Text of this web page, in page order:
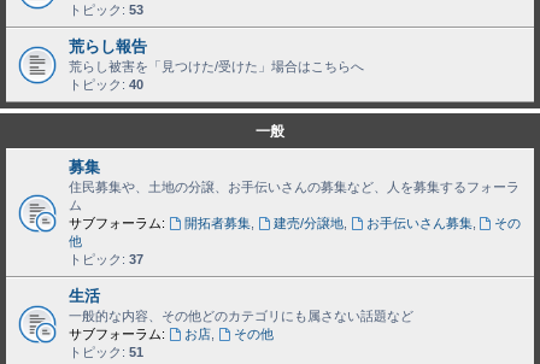
トピック: 53
荒らし報告
荒らし被害を「見つけた/受けた」場合はこちらへ
トピック: 40
一般
募集
住民募集や、土地の分譲、お手伝いさんの募集など、人を募集するフォーラ
ム
サブフォーラム:
開拓者募集, 建売/分譲地, お手伝いさん募集,
その
他
トピック: 37
生活
一般的な内容、その他どのカテゴリにも属さない話題など
サブフォーラム:
お店,
その他
トピック: 51